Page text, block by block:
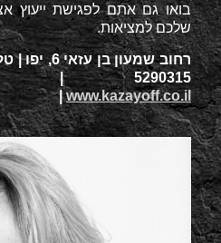
בואו גם אתם לפגישת ייעוץ
שלכם למציאות.
5290315 |
|www.kazayoff.co.il